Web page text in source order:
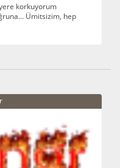
korkuyorum
Ümitsizim, hep